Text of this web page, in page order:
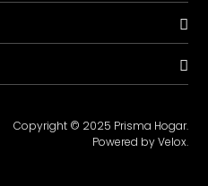
Copyright © 2025 Prisma Hogar.
Powered by Velox.